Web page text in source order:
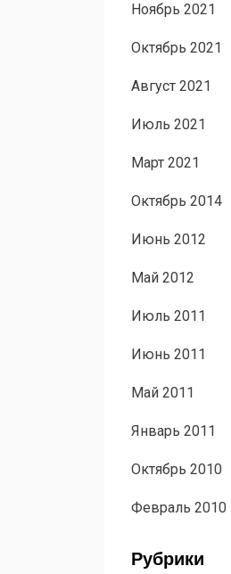
Ноябрь 2021
Октябрь 2021
Август 2021
Июль 2021
Март 2021
Октябрь 2014
Июнь 2012
Май 2012
Июль 2011
Июнь 2011
Май 2011
Январь 2011
Октябрь 2010
Февраль 2010
Рубрики